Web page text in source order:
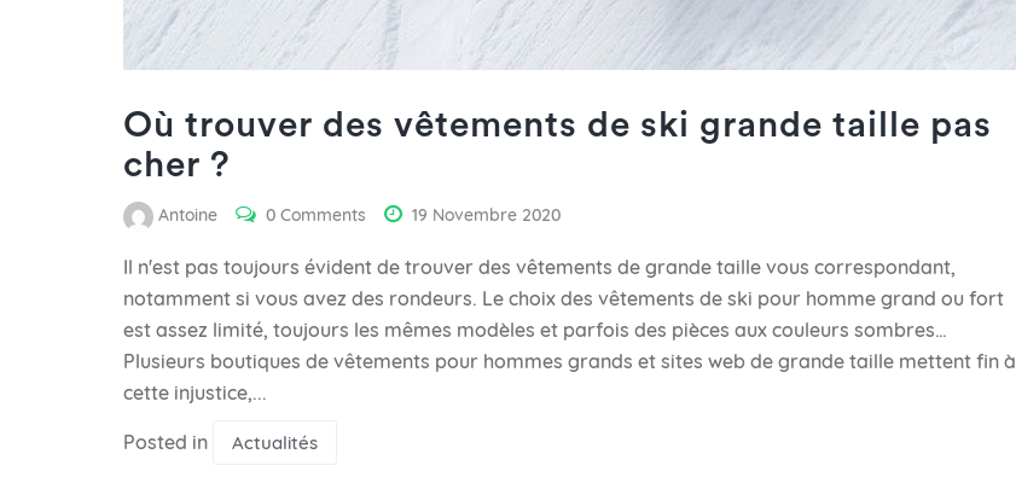
Où trouver des vêtements de ski grande taille pas
cher ?
Antoine 0 Comments 19 Novembre 2020
Il n'est pas toujours évident de trouver des vêtements de grande taille vous correspondant,
notamment si vous avez des rondeurs. Le choix des vêtements de ski pour homme grand ou fort
est assez limité, toujours les mêmes modèles et parfois des pièces aux couleurs sombres…
Plusieurs boutiques de vêtements pour hommes grands et sites web de grande taille mettent fin à
cette injustice,...
Posted in Actualités